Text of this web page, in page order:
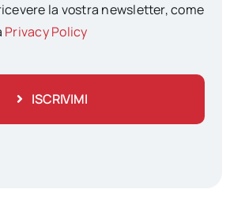
la vostra newsletter, come
Privacy Policy
ISCRIVIMI